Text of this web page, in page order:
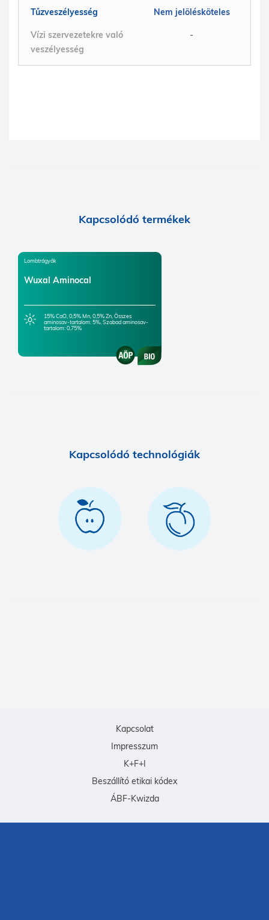
Tűzveszélyesség Nem jelölésköteles
Vízi szervezetekre való
veszélyesség
-
Kapcsolódó termékek
Lombtrágyák
Wuxal Aminocal
15% CaO, 0,5% Mn, 0,5% Zn, Összes
aminosav-tartalom: 5%, Szabad aminosav-
tartalom: 0,75%
Kapcsolódó technológiák
Kapcsolat
Impresszum
K+F+I
Beszállító etikai kódex
ÁBF-Kwizda